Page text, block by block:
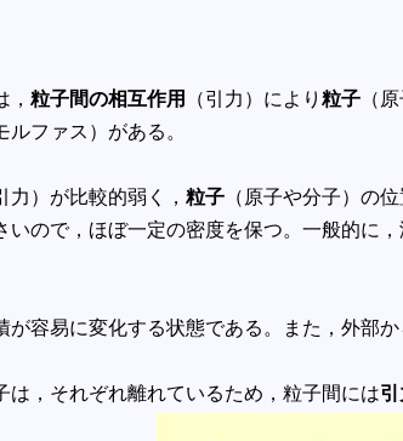
粒子間の相互作用 （引力）により 粒子 （
ファス）がある。
力）が比較的弱く， 粒子 （原子や分子）の
ので，ほぼ一定の密度を保つ。一般的に
容易に変化する状態である。また，外部
は，それぞれ離れているため，粒子間には引